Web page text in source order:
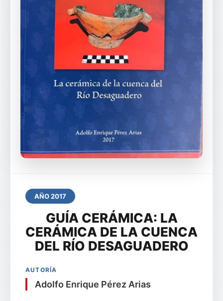
AÑO 2017
GUÍA CERÁMICA: LA
CERÁMICA DE LA CUENCA
DEL RÍO DESAGUADERO
AUTORÍA
Adolfo Enrique Pérez Arias